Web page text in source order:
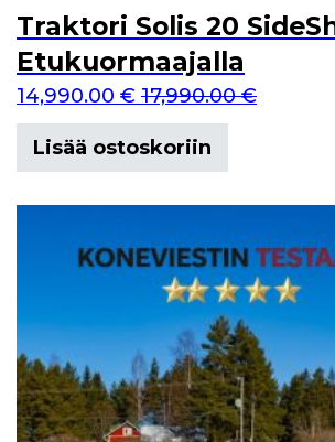
Traktori Solis 20
Etukuormaajalla
14,990.00 € 17,990.00€
Lisää ostoskoriin